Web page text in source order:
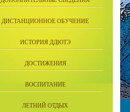
ДИСТАНЦИОННОЕ ОБУЧЕНИЕ
ИСТОРИЯ ДДЮТЭ
ДОСТИЖЕНИЯ
ВОСПИТАНИЕ
ЛЕТНИЙ ОТДЫХ